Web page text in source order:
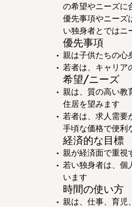
の希望やニーズに
優先事項やニーズ
い独身者とではニ
優先事項
親は子供たちの心
若者は、キャリア
希望/ニーズ
親は、質の高い教
住居を望みます
若者は、求人需要
手頃な価格で便利
経済的な目標
親が経済面で重視
若い独身者は、個
います
時間の使い方
親は、仕事、育児